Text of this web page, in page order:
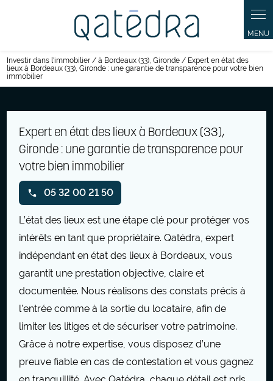
Investir dans l'immobilier / à Bordeaux (33), Gironde / Expert en état des
lieux à Bordeaux (33), Gironde : une garantie de transparence pour votre bien
immobilier
Expert en état des lieux à Bordeaux (33),
Gironde : une garantie de transparence pour
votre bien immobilier
05 32 00 21 50
L’état des lieux est une étape clé pour protéger vos
intérêts en tant que propriétaire. Qatédra, expert
indépendant en état des lieux à Bordeaux, vous
garantit une prestation objective, claire et
documentée. Nous réalisons des constats précis à
l’entrée comme à la sortie du locataire, afin de
limiter les litiges et de sécuriser votre patrimoine.
Grâce à notre expertise, vous disposez d’une
preuve fiable en cas de contestation et vous gagnez